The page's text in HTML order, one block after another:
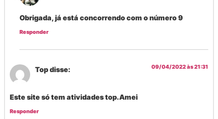
Obrigada, já está concorrendo com o número 9
Responder
Topdisse: 09/04/2022 às 21:31
Este site só tem atividades top.Amei
Responder